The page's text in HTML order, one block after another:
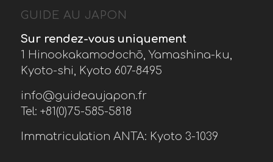
GUIDE AU JAPON
Sur rendez-vous uniquement
1 Hinookakamodochō, Yamashina-ku,
Kyoto-shi, Kyoto 607-8495
info@guideaujapon.fr
Tel: +81(0)75-585-5818
Immatriculation ANTA: Kyoto 3-1039